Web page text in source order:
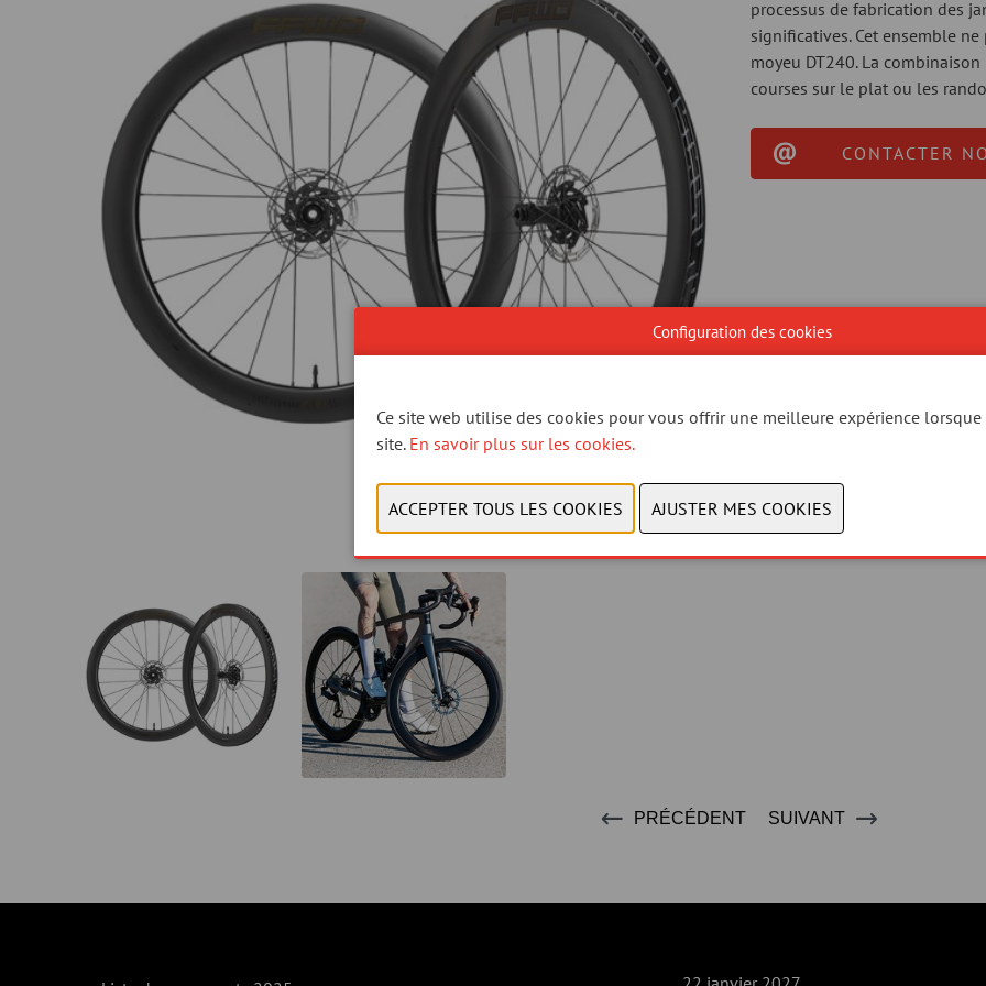
processus de fabrication des
significatives. Cet ensemble
moyeu DT240. La
courses sur le plat ou les
CONTACTER
PRÉCÉDENT SUIVANT
Configuration des cookies
Ce site web utilise des cookies pour vous offrir une meilleure expérience
site. En savoir plus sur les cookies.